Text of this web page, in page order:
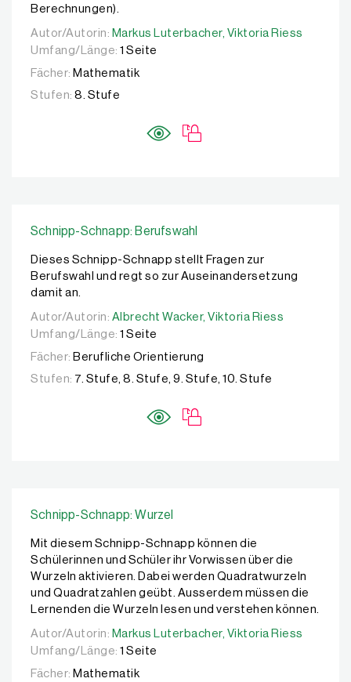
Berechnungen).
Autor/Autorin: Markus Luterbacher, Viktoria Riess
Autor/Autorin: Markus Luterbacher, Viktoria Riess
Umfang/Länge: 1 Seite
Fächer: Mathematik
Stufen: 8. Stufe
Schnipp-Schnapp: Berufswahl
Dieses Schnipp-Schnapp stellt Fragen zur
Berufswahl und regt so zur Auseinandersetzung
damit an.
Autor/Autorin: Albrecht Wacker, Viktoria Riess
Autor/Autorin: Albrecht Wacker, Viktoria Riess
Umfang/Länge: 1 Seite
Fächer: Berufliche Orientierung
Stufen: 7. Stufe, 8. Stufe, 9. Stufe, 10. Stufe
Schnipp-Schnapp: Wurzel
Mit diesem Schnipp-Schnapp können die
Schülerinnen und Schüler ihr Vorwissen über die
Wurzeln aktivieren. Dabei werden Quadratwurzeln
und Quadratzahlen geübt. Ausserdem müssen die
Lernenden die Wurzeln lesen und verstehen können.
Autor/Autorin: Markus Luterbacher, Viktoria Riess
Autor/Autorin: Markus Luterbacher, Viktoria Riess
Umfang/Länge: 1 Seite
Fächer: Mathematik